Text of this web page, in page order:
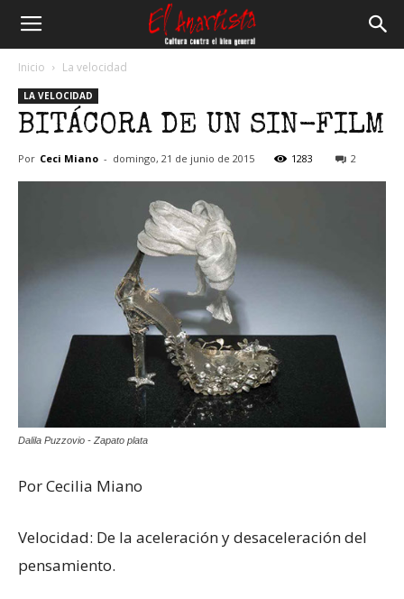
Anartista
Inicio La velocidad
LA VELOCIDAD
BITÁCORA DE UN SIN-FILM
Por Ceci Miano - domingo, 21 de junio de 2015 1283 2
Dalila Puzzovio - Zapato plata
Por Cecilia Miano
Velocidad: De la aceleración y desaceleración del
pensamiento.